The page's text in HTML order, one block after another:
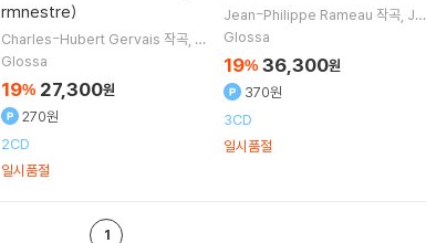
rmnestre)
Charles-Hubert Gervais 작곡 G
yorgy Vashegyi
합창
Glossa
19% 27,300원
270원
2CD
일시품절
Jean-Philippe Rameau 작곡 Ju
dith Van Wanroij
명
Glossa
19% 36,300원
370원
3CD
일시품절
1